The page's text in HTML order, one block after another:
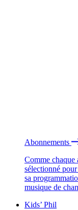
Abonnements
Comme chaque
sélectionné
sa
musique de
Kids’ Phil